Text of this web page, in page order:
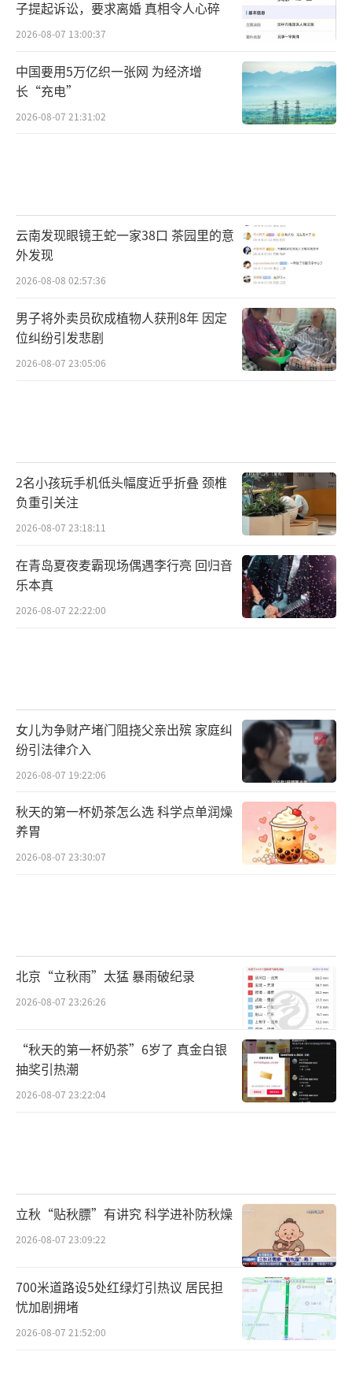
子提起诉讼，要求离婚 真相令人心碎
2026-08-07 13:00:37
中国要用5万亿织一张网 为经济增
长“充电”
2026-08-07 21:31:02
云南发现眼镜王蛇一家38口 茶园里的意
外发现
2026-08-08 02:57:36
男子将外卖员砍成植物人获刑8年 因定
位纠纷引发悲剧
2026-08-07 23:05:06
2名小孩玩手机低头幅度近乎折叠 颈椎
负重引关注
2026-08-07 23:18:11
在青岛夏夜麦霸现场偶遇李行亮 回归音
乐本真
2026-08-07 22:22:00
女儿为争财产堵门阻挠父亲出殡 家庭纠
纷引法律介入
2026-08-07 19:22:06
秋天的第一杯奶茶怎么选 科学点单润燥
养胃
2026-08-07 23:30:07
北京“立秋雨”太猛 暴雨破纪录
2026-08-07 23:26:26
“秋天的第一杯奶茶”6岁了 真金白银
抽奖引热潮
2026-08-07 23:22:04
立秋“贴秋膘”有讲究 科学进补防秋燥
2026-08-07 23:09:22
700米道路设5处红绿灯引热议 居民担
忧加剧拥堵
2026-08-07 21:52:00